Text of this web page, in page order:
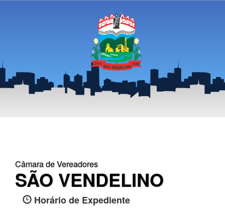
Câmara de Vereadores
SÃO VENDELINO
Horário de Expediente